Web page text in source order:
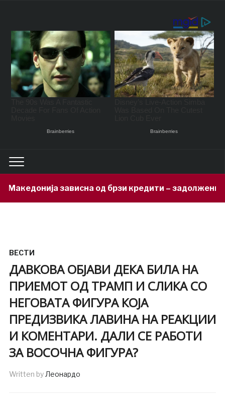
од брзи кредити – задолжени 333 милиони евра за
ВЕСТИ
ДАВКОВА ОБЈАВИ ДЕКА БИЛА НА
ПРИЕМОТ ОД ТРАМП И СЛИКА СО
НЕГОВАТА ФИГУРА КОЈА
ПРЕДИЗВИКА ЛАВИНА НА РЕАКЦИИ
И КОМЕНТАРИ. ДАЛИ СЕ РАБОТИ
ЗА ВОСОЧНА ФИГУРА?
Written byЛеонардо